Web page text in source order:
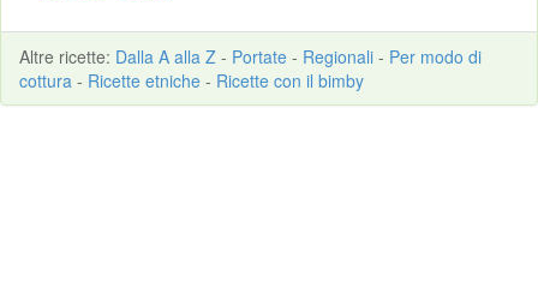
Altre ricette: Dalla A alla Z - Portate - Regionali - Per modo di
cottura - Ricette etniche - Ricette con il bimby